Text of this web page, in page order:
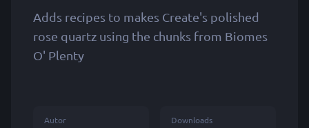
Adds recipes to makes Create's polished
rose quartz using the chunks from Biomes
O' Plenty
Autor Downloads